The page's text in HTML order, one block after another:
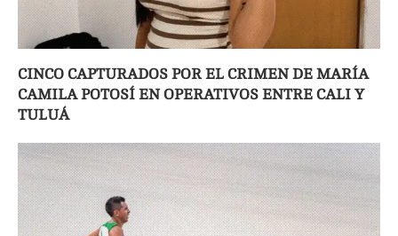
CINCO CAPTURADOS POR EL CRIMEN DE MARÍA
CAMILA POTOSÍ EN OPERATIVOS ENTRE CALI Y
TULUÁ